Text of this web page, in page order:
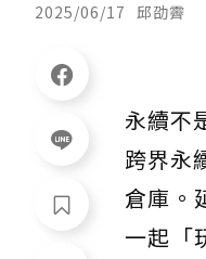
2025/06/17 邱劭霽
永續不
跨界永
倉庫。
一起「